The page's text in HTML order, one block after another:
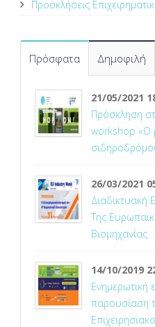
Προσκλήσεις
Πρόσφατα Δημοφιλή
21/05/2021
Πρόσκληση
workshop «Ο
26/03/2021
Διαδικτυακή
Της
Βιομηχανίας
14/10/2019
Ενημερωτική
παρουσίαση